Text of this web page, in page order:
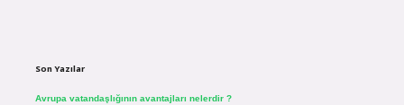
Son Yazılar
Avrupa vatandaşlığının avantajları nelerdir ?